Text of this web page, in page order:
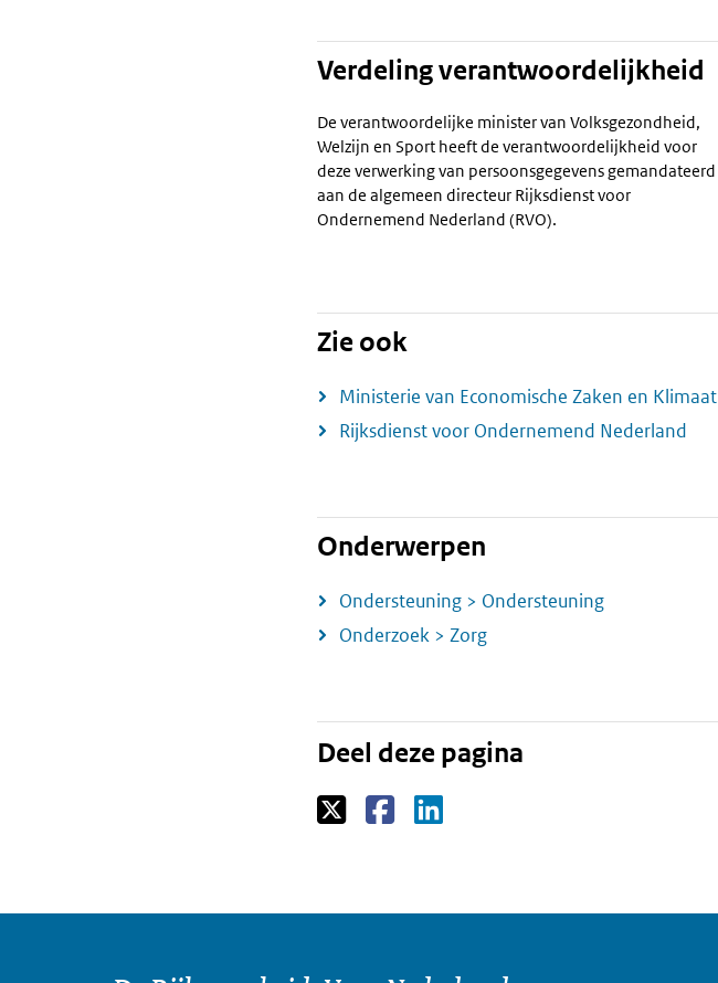
Verdeling verantwoordelijkheid
De verantwoordelijke minister van Volksgezondheid,
Welzijn en Sport heeft de verantwoordelijkheid voor
deze verwerking van persoonsgegevens gemandateerd
aan de algemeen directeur Rijksdienst voor
Ondernemend Nederland (RVO).
Zie ook
Ministerie van Economische Zaken en Klimaat
Rijksdienst voor Ondernemend Nederland
Onderwerpen
Ondersteuning > Ondersteuning
Onderzoek > Zorg
Deel deze pagina